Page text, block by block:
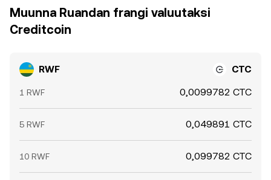
Muunna Ruandan frangi valuutaksi
Creditcoin
RWF CTC
1 RWF 0,0099782 CTC
5 RWF 0,049891 CTC
10 RWF 0,099782 CTC